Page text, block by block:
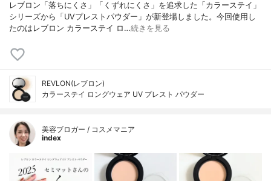
レブロン「落ちにくさ」「くずれにくさ」を追求した「カラーステイ」
シリーズから「UVプレストパウダー」が新登場しました。今回使用し
たのはレブロン カラーステイ ロ…続きを見る
REVLON(レブロン)
カラーステイ ロングウェア UV プレスト パウダー
美容ブロガー / コスメマニア
index